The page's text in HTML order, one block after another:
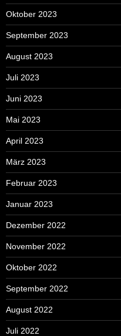
Oktober 2023
September 2023
August 2023
Juli 2023
Juni 2023
Mai 2023
April 2023
März 2023
Februar 2023
Januar 2023
Dezember 2022
November 2022
Oktober 2022
September 2022
August 2022
Juli 2022